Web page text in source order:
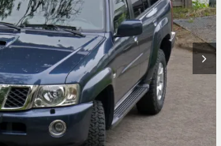
Warenkorb